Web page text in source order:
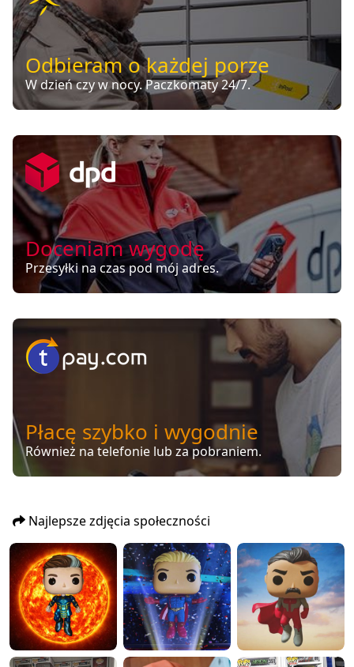
Odbieram o każdej porze
W dzień czy w nocy. Paczkomaty 24/7.
Doceniam wygodę
Przesyłki na czas pod mój adres.
Płacę szybko i wygodnie
Również na telefonie lub za pobraniem.
Najlepsze zdjęcia społeczności